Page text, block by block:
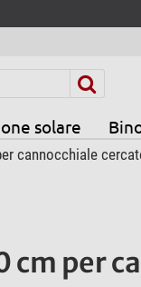
solare
cannocchiale
cm per